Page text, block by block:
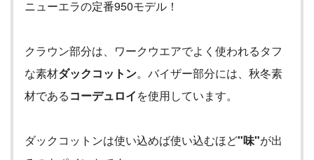
ニューエラの定番950モデル！
クラウン部分は、ワークウエアでよく使われるタフ
な素材ダックコットン。バイザー部分には、秋冬素
材であるコーデュロイを使用しています。
ダックコットンは使い込めば使い込むほど"味"が出